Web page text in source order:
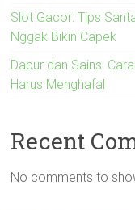
Slot Gacor: Tips
Nggak Bikin Capek
Dapur dan Sains:
Harus Menghafal
Recent
No comments to